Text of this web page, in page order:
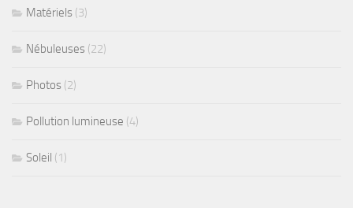
Matériels (3)
Nébuleuses (22)
Photos (2)
Pollution lumineuse (4)
Soleil (1)